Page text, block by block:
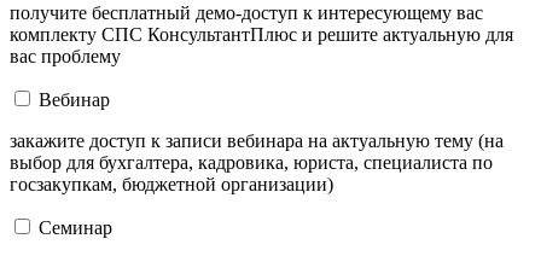
получите бесплатный демо-доступ к интересующему вас
комплекту СПС КонсультантПлюс и решите актуальную для
вас проблему
Вебинар
закажите доступ к записи вебинара на актуальную тему (на
выбор для бухгалтера, кадровика, юриста, специалиста по
госзакупкам, бюджетной организации)
Семинар